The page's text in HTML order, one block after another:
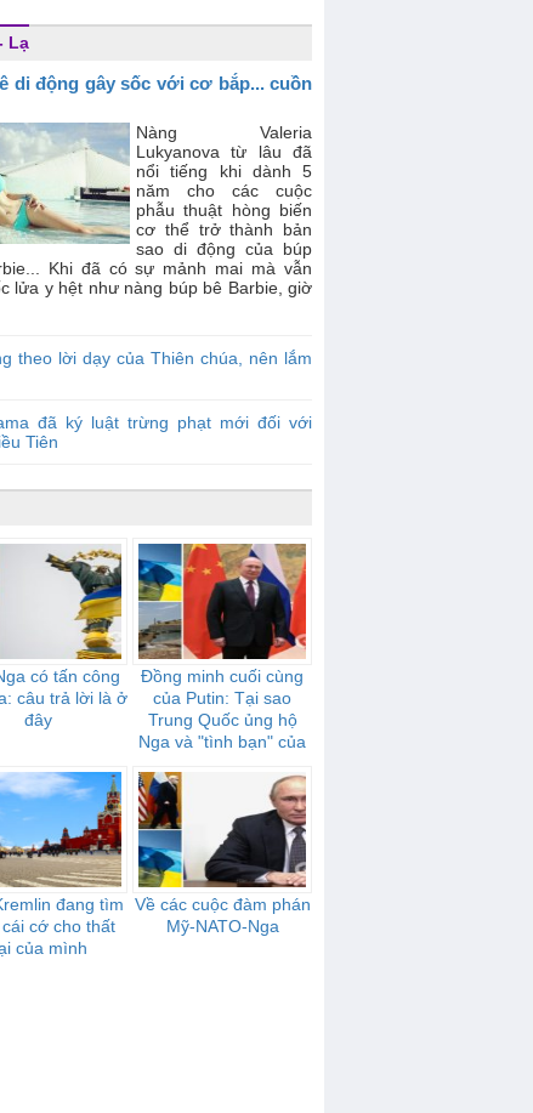
Lạ
di động gây sốc với cơ bắp... cuồn
Nàng Valeria
Lukyanova từ lâu đã
nổi tiếng khi dành 5
năm cho các cuộc
phẫu thuật hòng biến
cơ thể trở thành bản
sao di động của búp
Khi đã có sự mảnh mai mà vẫn
lửa y hệt như nàng búp bê Barbie, giờ
theo lời dạy của Thiên chúa, nên lắm
đã ký luật trừng phạt mới đối với
Tiên
có tấn công
câu trả lời là ở
đây
Đồng minh cuối cùng
của Putin: Tại sao
Trung Quốc ủng hộ
Nga và "tình bạn" của
đang tìm
cớ cho thất
của mình
Về các cuộc đàm phán
Mỹ-NATO-Nga